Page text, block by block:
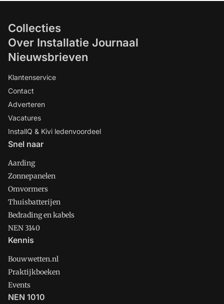
Collecties
Over Installatie Journaal
Nieuwsbrieven
Klantenservice
Contact
Adverteren
Vacatures
InstallQ & Kivi ledenvoordeel
Snel naar
Aarding
Zonnepanelen
Omvormers
Thuisbatterijen
Bedrading en kabels
NEN 3140
Kennis
Bouwwetten.nl
Praktijkboeken
Events
NEN 1010